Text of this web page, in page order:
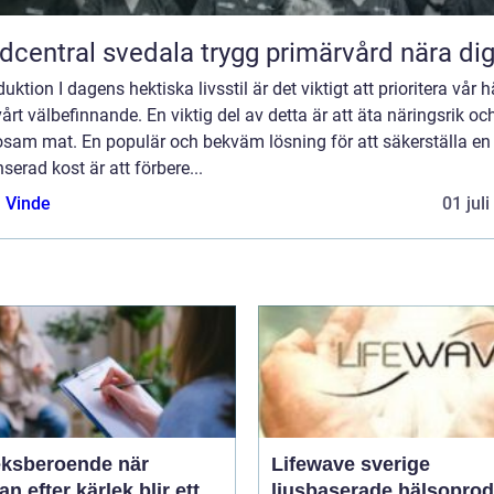
Vårdcentral svedala trygg primärvård nära dig
I dagens hektiska livsstil är det viktigt att prioritera vår
välbefinnande. En viktig del av detta är att äta näringsrik
mat. En populär och bekväm lösning för att säkerställa en
kost är att förbere...
Vinde
01 juli
när
Lifewave sverige